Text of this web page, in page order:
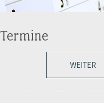
Termine
WEITER